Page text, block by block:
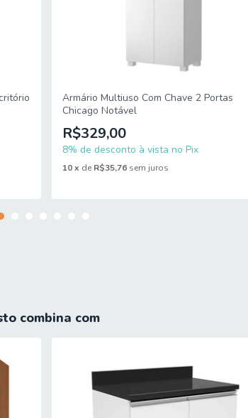
Armário Multiuso Com Chave 2 Portas
Chicago Notável
R$329,00
8% de desconto à vista no Pix
10x de R$35,76 sem juros
combina com